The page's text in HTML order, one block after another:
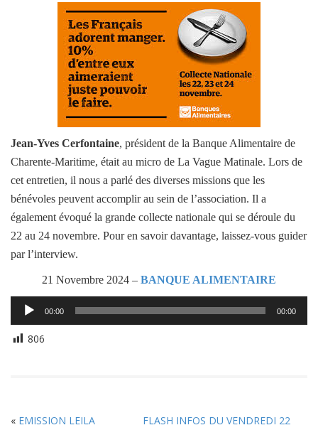
Jean-Yves Cerfontaine, président de la Banque Alimentaire de
Charente-Maritime, était au micro de La Vague Matinale. Lors de
cet entretien, il nous a parlé des diverses missions que les
bénévoles peuvent accomplir au sein de l’association. Il a
également évoqué la grande collecte nationale qui se déroule du
22 au 24 novembre. Pour en savoir davantage, laissez-vous guider
par l’interview.
21 Novembre 2024 – BANQUE ALIMENTAIRE
Lecteur
audio
00:00 00:00
806
« EMISSION LEILA
FLASH INFOS DU VENDREDI 22